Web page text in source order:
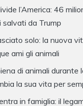
l’America: 46
salvati da Trump
solo: la nuova
ami gli animali
di animali durante
la sua vita per
in famiglia: il